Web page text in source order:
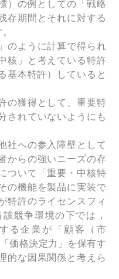
）の例としての「戦略
存期間とそれに対する
のように計算で得られ
核」と考えている特許
基本特許）していると
の獲得として、重要特
されていないようにも
社への参⼊障壁として
からの強いニーズの存
ついて「重要・中核特
の機能を製品に実装で
特許のライセンスフィ
競争環境の下では，
る企業が「顧客（市
価格決定⼒」を保有す
的な因果関係と考えら